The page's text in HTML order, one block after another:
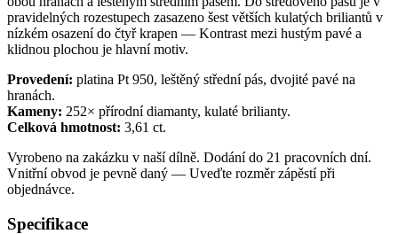
pravidelných rozestupech zasazeno šest větších kulatých briliantů v
nízkém osazení do čtyř krapen — Kontrast mezi hustým pavé a
klidnou plochou je hlavní motiv.
Provedení: platina Pt 950, leštěný střední pás, dvojité pavé na
hranách.
Kameny: 252× přírodní diamanty, kulaté brilianty.
Celková hmotnost: 3,61 ct.
Vyrobeno na zakázku v naší dílně. Dodání do 21 pracovních dní.
Vnitřní obvod je pevně daný — Uveďte rozměr zápěstí při
objednávce.
Specifikace